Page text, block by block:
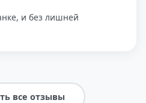
и без лишней
все отзывы